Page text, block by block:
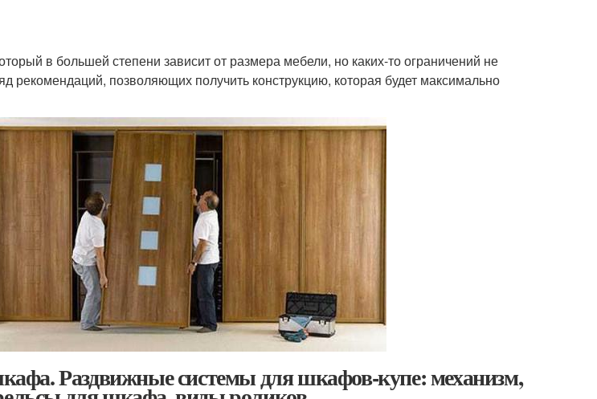
в большей степени зависит от размера мебели, но каких-то ограничений не
рекомендаций, позволяющих получить конструкцию, которая будет максимально
Раздвижные системы для шкафов-купе: механизм,